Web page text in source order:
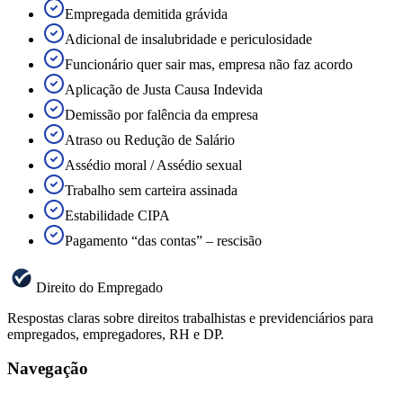
Empregada demitida grávida
Adicional de insalubridade e periculosidade
Funcionário quer sair mas, empresa não faz acordo
Aplicação de Justa Causa Indevida
Demissão por falência da empresa
Atraso ou Redução de Salário
Assédio moral / Assédio sexual
Trabalho sem carteira assinada
Estabilidade CIPA
Pagamento “das contas” – rescisão
Direito do Empregado
Respostas claras sobre direitos trabalhistas e previdenciários para
empregados, empregadores, RH e DP.
Navegação